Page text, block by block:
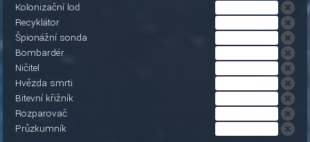
Kolonizační loď
Recyklátor
Špionážní sonda
Bombardér
Ničitel
Hvězda smrti
Bitevní křižník
Rozparovač
Průzkumník